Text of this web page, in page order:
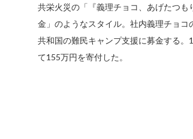
共栄火災の「『義理チョコ、あげたつ
金」のようなスタイル。社内義理チョ
共和国の難民キャンプ支援に募金する
て155万円を寄付した。